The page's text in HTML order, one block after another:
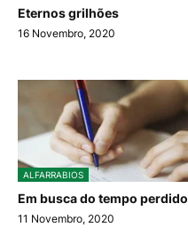
Eternos grilhões
16 Novembro, 2020
ALFARRABIOS
Em busca do tempo perdido
11 Novembro, 2020